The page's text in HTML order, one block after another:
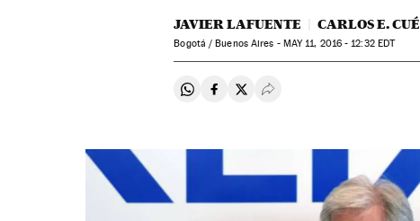
JAVIER LAFUENTE CARLOS E. CUÉ
Bogotá / Buenos Aires - MAY11, 2016 - 12:32EDT
Compartir en Whatsapp
Compartir en Facebook
Compartir en Twitter
Desplegar Redes Sociales